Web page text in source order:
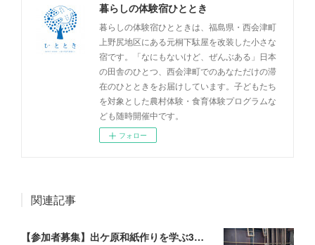
暮らしの体験宿ひととき
暮らしの体験宿ひとときは、福島県・西会津町
上野尻地区にある元桐下駄屋を改装した小さな
宿です。「なにもないけど、ぜんぶある」日本
の田舎のひとつ、西会津町でのあなただけの滞
在のひとときをお届けしています。子どもたち
を対象とした農村体験・食育体験プログラムな
ども随時開催中です。
フォロー
関連記事
【参加者募集】出ケ原和紙作りを学ぶ3泊4日